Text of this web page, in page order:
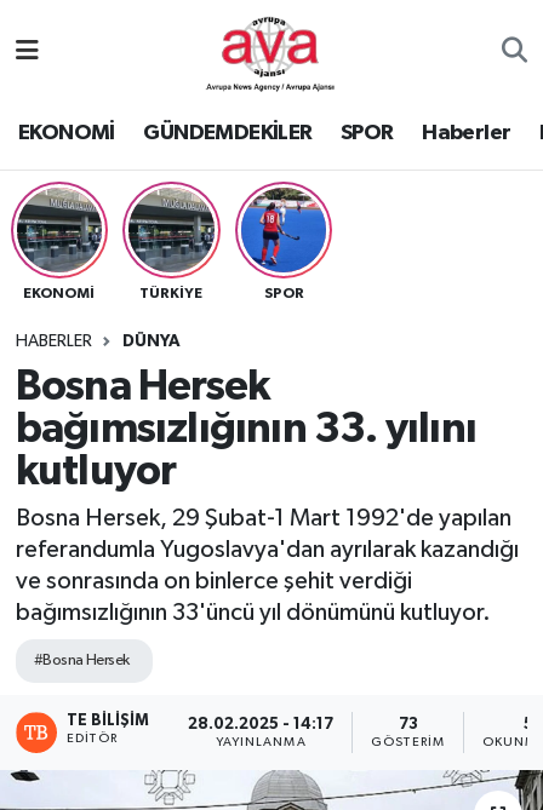
EKONOMİ GÜNDEMDEKİLER SPOR Haberler
EKONOMİ TÜRKİYE SPOR
HABERLER DÜNYA
Bosna Hersek
bağımsızlığının 33. yılını
kutluyor
Bosna Hersek, 29 Şubat-1 Mart 1992'de yapılan
referandumla Yugoslavya'dan ayrılarak kazandığı
ve sonrasında on binlerce şehit verdiği
bağımsızlığının 33'üncü yıl dönümünü kutluyor.
#Bosna Hersek
TE BILIŞIM
EDITÖR
28.02.2025 - 14:17
YAYINLANMA
73
GÖSTERIM
5
Nöbetçi Eczaneler
Namaz Vakitleri
Trafik Durumu
Süper Lig Puan Durumu ve Fikstür
Tüm Manşetler
Son Dakika Haberleri
Haber Arşivi